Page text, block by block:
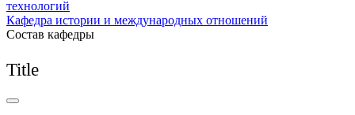
технологий
Кафедра истории и международных отношений
Состав кафедры
Title